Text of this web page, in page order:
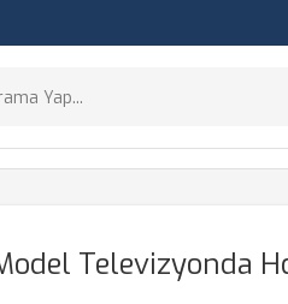
Televizyonda